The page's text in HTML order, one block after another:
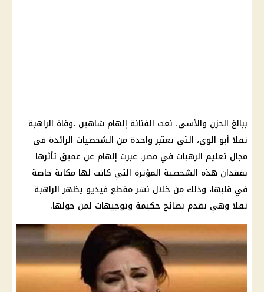
ببالغ الحزن والأسى، نعت الفنانة إلهام شاهين ،وفاة الراهبة
تقلا أبو الوي، التي تعتبر واحدة من الشخصيات الرائدة في
مجال تعليم الرهبات في مصر. عبرت إلهام عن عميق تأثرها
بفقدان هذه الشخصية المؤثرة التي كانت لها مكانة خاصة
في قلبها، وذلك من خلال نشر مقطع فيديو يظهر الراهبة
تقلا وهي تقدم نصائح حكيمة وتوجيهات لمن حولها.